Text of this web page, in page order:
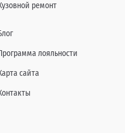
ремонт
лояльности
сайта